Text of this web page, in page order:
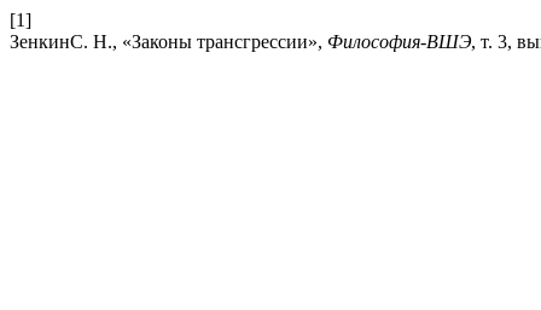
[1]
ЗенкинС. Н., «Законы трансгрессии», Философия-ВШЭ, т. 3,